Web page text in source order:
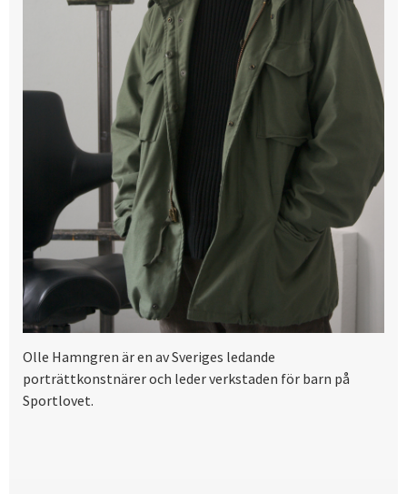
Olle Hamngren är en av Sveriges ledande
porträttkonstnärer och leder verkstaden för barn på
Sportlovet.